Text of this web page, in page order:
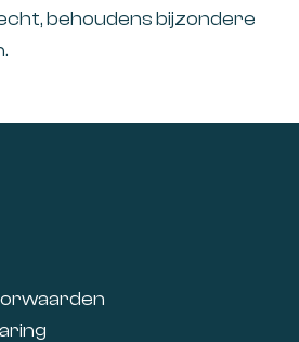
behoudens bijzondere